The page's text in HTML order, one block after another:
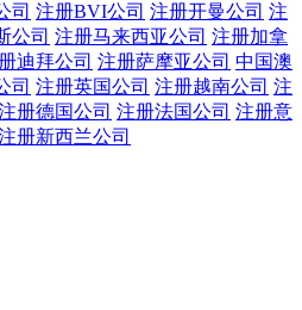
司 注册BVI公司 注册开曼公司 注
公司 注册马来西亚公司 注册加拿
迪拜公司 注册萨摩亚公司 中国澳
司 注册英国公司 注册越南公司 注
册德国公司 注册法国公司 注册意
册新西兰公司